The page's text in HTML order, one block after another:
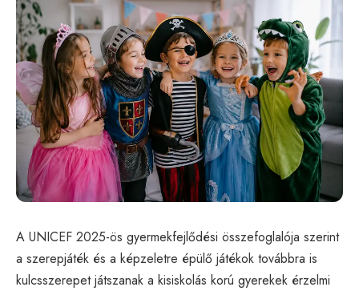
A UNICEF 2025-ös gyermekfejlődési összefoglalója szerint
a szerepjáték és a képzeletre épülő játékok továbbra is
kulcsszerepet játszanak a kisiskolás korú gyerekek érzelmi